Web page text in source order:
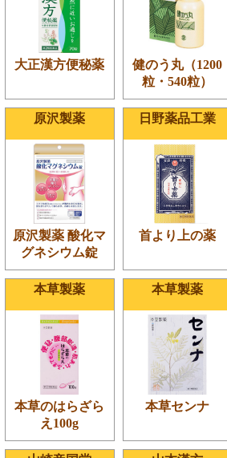
大正漢方便秘薬
健のう丸（1200
粒・540粒）
原沢製薬
原沢製薬 酸化マ
グネシウム錠
日野薬品工業
首より上の薬
本草製薬
本草のはらざら
え100g
本草製薬
本草センナ